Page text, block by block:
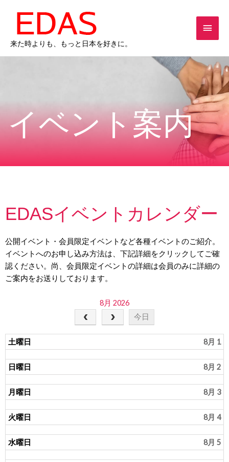
キ
来た時よりも、もっと日本を好きに。
メ
イ
ン
メ
ニ
ュ
ー
イベント案内
EDASイベントカレンダー
公開イベント・会員限定イベントなど各種イベントのご紹介。
イベントへのお申し込み方法は、下記詳細をクリックしてご確
認ください。尚、会員限定イベントの詳細は会員のみに詳細の
ご案内をお送りしております。
8月 2026
今日
土曜日 8月 1
日曜日 8月 2
月曜日 8月 3
火曜日 8月 4
水曜日 8月 5